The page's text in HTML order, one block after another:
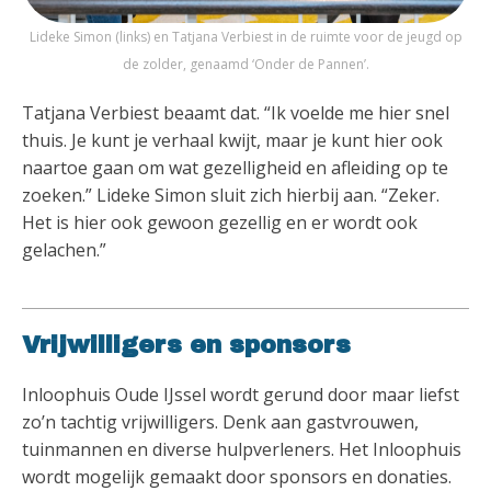
Lideke Simon (links) en Tatjana Verbiest in de ruimte voor de jeugd op
de zolder, genaamd ‘Onder de Pannen’.
Tatjana Verbiest beaamt dat. “Ik voelde me hier snel
thuis. Je kunt je verhaal kwijt, maar je kunt hier ook
naartoe gaan om wat gezelligheid en afleiding op te
zoeken.” Lideke Simon sluit zich hierbij aan. “Zeker.
Het is hier ook gewoon gezellig en er wordt ook
gelachen.”
Vrijwilligers en sponsors
Inloophuis Oude IJssel wordt gerund door maar liefst
zo’n tachtig vrijwilligers. Denk aan gastvrouwen,
tuinmannen en diverse hulpverleners. Het Inloophuis
wordt mogelijk gemaakt door sponsors en donaties.